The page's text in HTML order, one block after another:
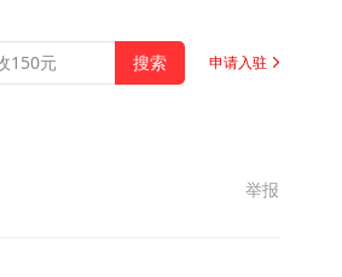
申请入驻
举报